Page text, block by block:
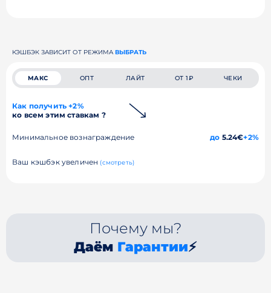
КЭШБЭК ЗАВИСИТ ОТ РЕЖИМА ВЫБРАТЬ
МАКС ОПТ ЛАЙТ ОТ 1₽ ЧЕКИ
Как получить +2%
ко всем этим ставкам ?
Минимальное вознаграждение до 5.24€+2%
Ваш кэшбэк увеличен (смотреть)
Почему мы?
Даём Гарантии⚡